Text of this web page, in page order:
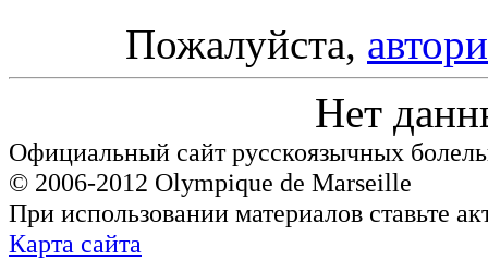
Пожалуйста,
Нет
Официальный сайт русскоязычных
© 2006-2012 Olympique de Marseille
При использовании материалов ставьте
Карта сайта